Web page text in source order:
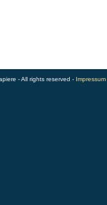
- All rights reserved - Impressum